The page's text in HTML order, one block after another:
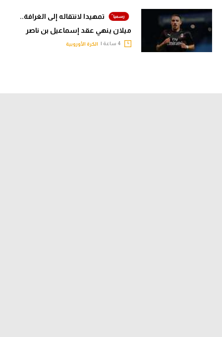
تمهيدا لانتقاله إلى الغرافة..
ميلان ينهي عقد إسماعيل بن ناصر
الكرة الأوروبية